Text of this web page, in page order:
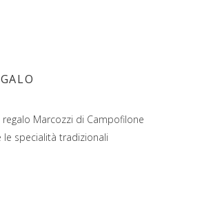
Marcozzi di Campofilone
le specialità tradizionali